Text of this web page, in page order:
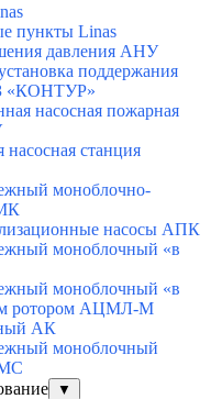
пункты Linas
давления АНУ
поддержания
«КОНТУР»
насосная пожарная
станция
моноблочно-
насосы АПК
моноблочный «в
моноблочный «в
ротором АЦМЛ-М
АК
моноблочный
▼